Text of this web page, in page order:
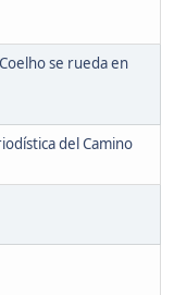
se rueda en
del Camino